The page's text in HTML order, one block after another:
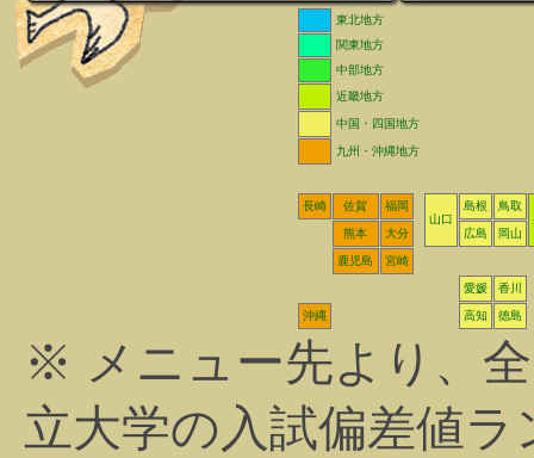
東北地方
関東地方
中部地方
近畿地方
中国・四国地方
九州・沖縄地方
長崎 佐賀
福岡
山口
島根
鳥取
熊本
大分 広島 岡山
鹿児島 宮崎
愛媛 香川
沖縄 高知 徳島
※ メニュー先より、
立大学の入試偏差値